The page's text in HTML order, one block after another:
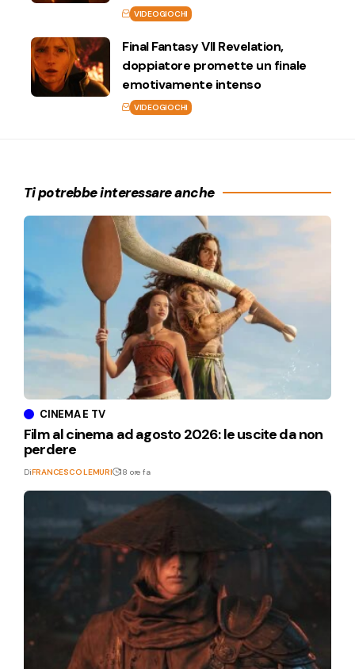
VIDEOGIOCHI
Final Fantasy VII Revelation,
doppiatore promette un finale
emotivamente intenso
VIDEOGIOCHI
Ti potrebbe interessare anche
CINEMA E TV
Film al cinema ad agosto 2026: le uscite da non
perdere
DiFRANCESCO LEMURI 18 ore fa